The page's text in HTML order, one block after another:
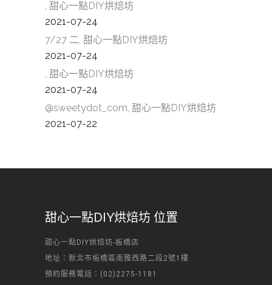
, 甜心一點DIY烘焙坊
2021-07-24
7/27 二, 甜心一點DIY烘焙坊
2021-07-24
, 甜心一點DIY烘焙坊
2021-07-24
@sweetydot_com, 甜心一點DIY烘焙坊
2021-07-22
甜心一點DIY烘焙坊 位置
甜心一點DIY烘焙坊-板橋店
地址：新北市板橋區南雅西路二段2號1樓
預約服務電話：(02)2275-1181